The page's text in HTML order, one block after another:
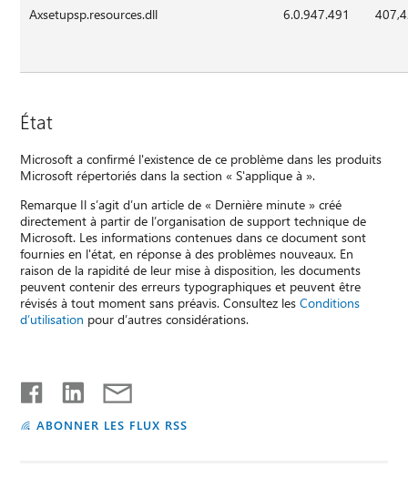
Axsetupsp.resources.dll 6.0.947.491
État
Microsoft a confirmé l'existence de ce problème dans les produits
Microsoft répertoriés dans la section « S'applique à ».
Remarque Il s’agit d’un article de « Dernière minute » créé
directement à partir de l’organisation de support technique de
Microsoft. Les informations contenues dans ce document sont
fournies en l'état, en réponse à des problèmes nouveaux. En
raison de la rapidité de leur mise à disposition, les documents
peuvent contenir des erreurs typographiques et peuvent être
révisés à tout moment sans préavis. Consultez lesConditions
d’utilisation pour d’autres considérations.
ABONNER LES FLUX RSS